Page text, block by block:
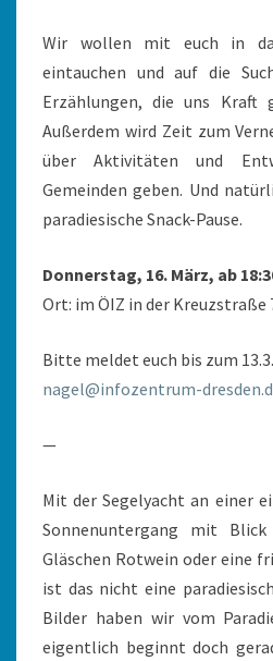
Wir wollen mit euch in
eintauchen und auf die
Erzählungen, die uns Kraft
Außerdem wird Zeit zum
über Aktivitäten und
Gemeinden geben. Und
paradiesische Snack-Pause.
Donnerstag, 16. März, ab
Ort: im ÖIZ in der Kreuzstraße
Bitte meldet euch bis zum
nagel@infozentrum-
—
Mit der Segelyacht an einer
Sonnenuntergang mit
Gläschen Rotwein oder eine
ist das nicht eine
Bilder haben wir vom
eigentlich beginnt doch